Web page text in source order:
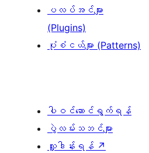
ပလပ်အင်များ
(Plugins)
ပုံစံငယ်များ (Patterns)
ပါဝင်ဆောင်ရွက်ရန်
ပွဲလမ်းသဘင်များ
လှူဒါန်းရန် ↗